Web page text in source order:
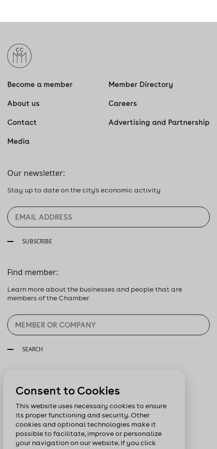
Become a member Member Directory
About us Careers
Contact Advertising and Partnership
Media
Our newsletter:
Stay up to date on the city's economic activity
SUBSCRIBE
Find member:
Learn more about the businesses and people that are
members of the Chamber
SEARCH
Consent to Cookies
This website uses necessary cookies to ensure
its proper functioning and security. Other
cookies and optional technologies make it
possible to facilitate, improve or personalize
your navigation on our website. If you click